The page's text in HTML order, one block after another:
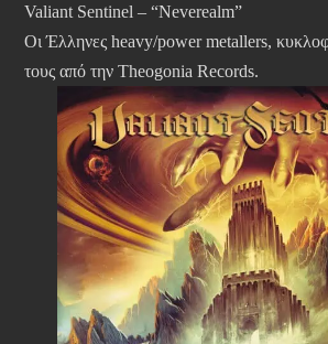
Valiant Sentinel – “Neverealm”
Οι Έλληνες heavy/power metallers,
τους από την Theogonia Records.